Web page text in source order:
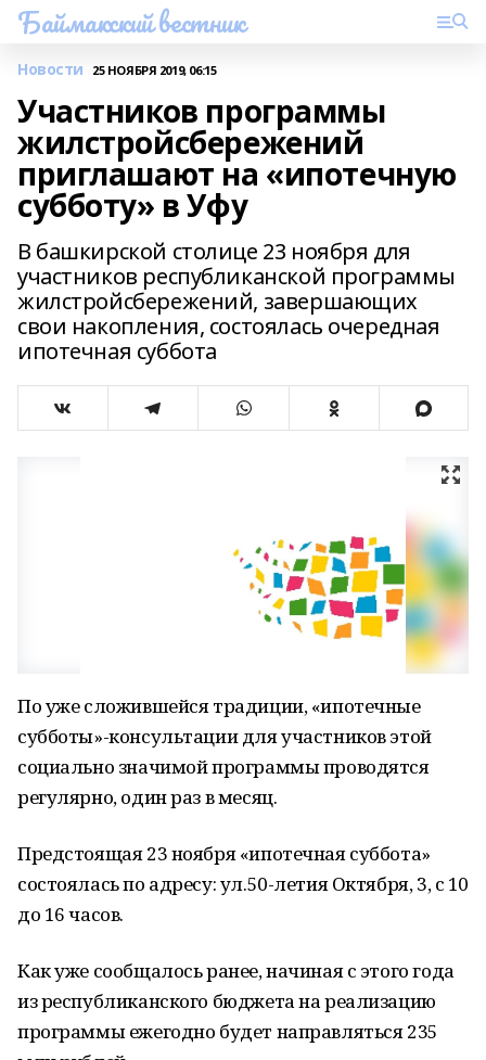
Баймакский вестник
Новости 25 НОЯБРЯ 2019, 06:15
Участников программы
жилстройсбережений
приглашают на «ипотечную
субботу» в Уфу
В башкирской столице 23 ноября для
участников республиканской программы
жилстройсбережений, завершающих
свои накопления, состоялась очередная
ипотечная суббота
По уже сложившейся традиции, «ипотечные
субботы»-консультации для участников этой
социально значимой программы проводятся
регулярно, один раз в месяц.
Предстоящая 23 ноября «ипотечная суббота»
состоялась по адресу: ул.50-летия Октября, 3, с 10
до 16 часов.
Как уже сообщалось ранее, начиная с этого года
из республиканского бюджета на реализацию
программы ежегодно будет направляться 235